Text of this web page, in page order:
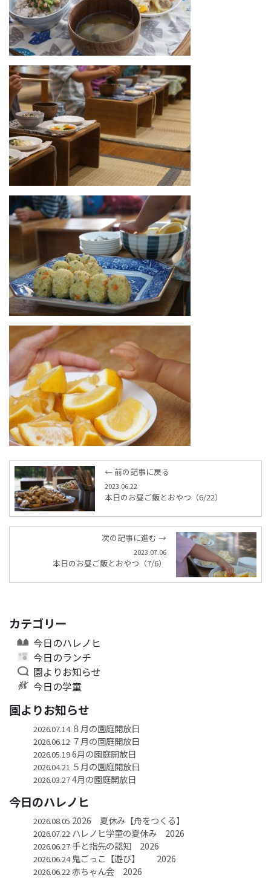
← 前の記事に戻る
2023.06.22
本日のお昼ご飯とおやつ（6/22）
次の記事に進む →
2023.07.06
本日のお昼ご飯とおやつ（7/6）
カテゴリー
今日のハレノヒ
今日のランチ
園よりお知らせ
今日の学童
園よりお知らせ
2026.07.14８月の園庭開放日
2026.06.12 ７月の園庭開放日
2026.05.196月の園庭開放日
2026.04.21 ５月の園庭開放日
2026.03.274月の園庭開放日
今日のハレノヒ
2026.08.05 2026 夏休み【舟をつくる】
2026.07.22 ハレノヒ学童の夏休み 2026
2026.06.27手と指先の認知 2026
2026.06.24鬼ごっこ【遊び】 2026
2026.06.22 赤ちゃん会 2026